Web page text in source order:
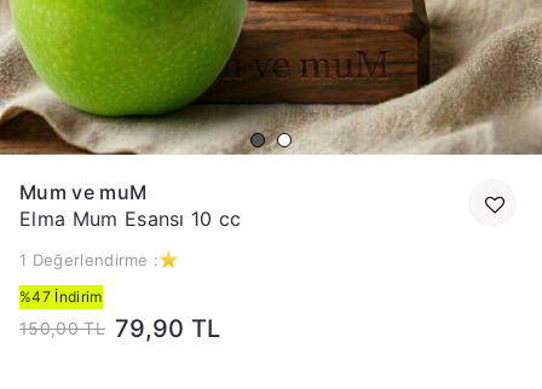
Mum ve muM
Elma Mum Esansı 10 cc
1 Değerlendirme :
%47 İndirim
150,00 TL 79,90 TL